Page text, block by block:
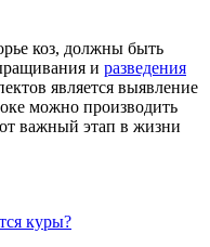
коз, должны быть
и разведения
является выявление
можно производить
важный этап в жизни
куры?